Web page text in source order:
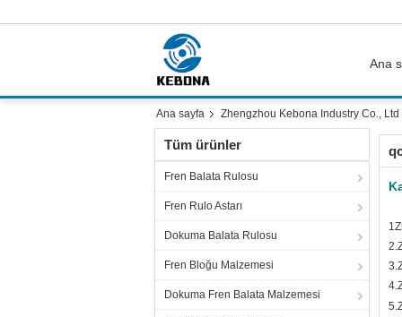
Ana
Ana sayfa Zhengzhou Kebona Industry Co.,
Tüm ürünler
Fren Balata Rulosu
Fren Rulo Astarı
Dokuma Balata Rulosu
Fren Bloğu Malzemesi
Dokuma Fren Balata Malzemesi
2.
3.
4.
5.